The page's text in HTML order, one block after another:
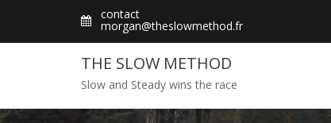
content
contact
morgan@theslowmethod.fr
THE SLOW METHOD
Slow and Steady wins the race